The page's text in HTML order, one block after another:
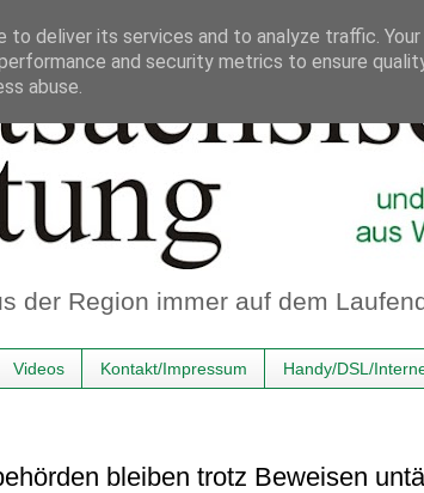
der Region immer auf dem
Videos Kontakt/Impressum Handy/DSL/
bleiben trotz Beweisen
to deliver its services and to analyze traffic.
and security metrics to ensure
abuse.